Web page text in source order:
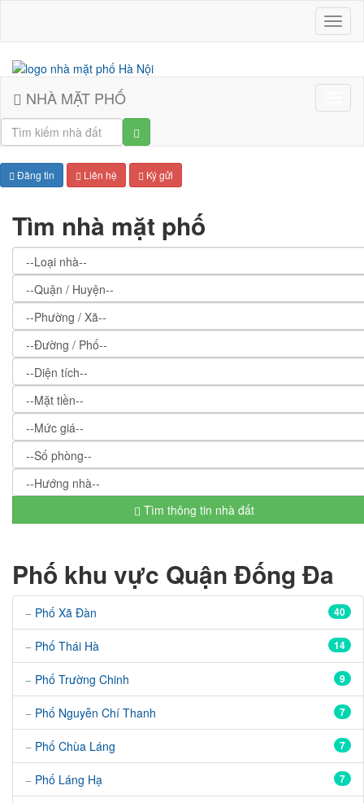
Nhà
mặt
Nội
NHÀ MẶT PHỐ
Đăng tin Liên hệ Ký gửi
Tìm nhà mặt phố
Tìm thông tin nhà đất
Phố khu vực Quận Đống Đa
40
Phố Xã Đàn
14
Phố Thái Hà
9
Phố Trường Chinh
7
Phố Nguyễn Chí Thanh
7
Phố Chùa Láng
7
Phố Láng Hạ